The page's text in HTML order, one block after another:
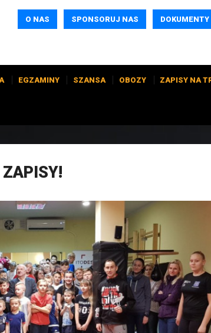
O NAS SPONSORUJ NAS DOKUMENTY
EGZAMINY SZANSA OBOZY ZAPISY NA